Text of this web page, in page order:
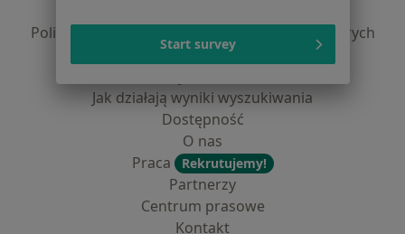
Polityka prywatności dla profesjonalistów, których
dane pozyskaliśmy samodzielnie
Jak działają wyniki wyszukiwania
Dostępność
O nas
Praca
Rekrutujemy!
Partnerzy
Centrum prasowe
Kontakt
Start survey